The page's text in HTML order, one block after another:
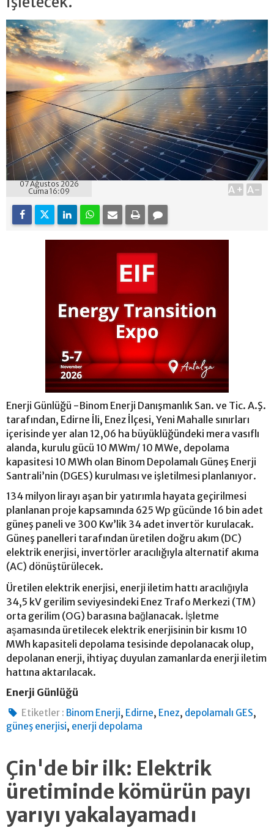
07 Ağustos 2026
Cuma 16:09
A+ A-
Enerji Günlüğü -Binom Enerji Danışmanlık San. ve Tic. A.Ş.
tarafından, Edirne İli, Enez İlçesi, Yeni Mahalle sınırları
içerisinde yer alan 12,06 ha büyüklüğündeki mera vasıflı
alanda, kurulu gücü 10 MWm/ 10 MWe, depolama
kapasitesi 10 MWh olan Binom Depolamalı Güneş Enerji
Santrali’nin (DGES) kurulması ve işletilmesi planlanıyor.
134 milyon lirayı aşan bir yatırımla hayata geçirilmesi
planlanan proje kapsamında 625 Wp gücünde 16 bin adet
güneş paneli ve 300 Kw’lik 34 adet invertör kurulacak.
Güneş panelleri tarafından üretilen doğru akım (DC)
elektrik enerjisi, invertörler aracılığıyla alternatif akıma
(AC) dönüştürülecek.
Üretilen elektrik enerjisi, enerji iletim hattı aracılığıyla
34,5 kV gerilim seviyesindeki Enez Trafo Merkezi (TM)
orta gerilim (OG) barasına bağlanacak. İşletme
aşamasında üretilecek elektrik enerjisinin bir kısmı 10
MWh kapasiteli depolama tesisinde depolanacak olup,
depolanan enerji, ihtiyaç duyulan zamanlarda enerji iletim
hattına aktarılacak.
Enerji Günlüğü
Etiketler : Binom Enerji, Edirne, Enez, depolamalı GES,
güneş enerjisi, enerji depolama
Çin'de bir ilk: Elektrik
üretiminde kömürün payı
yarıyı yakalayamadı